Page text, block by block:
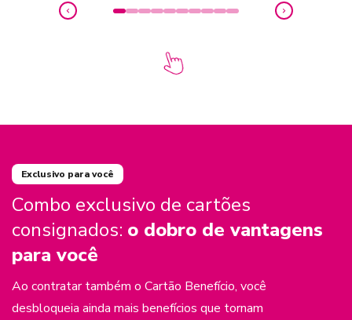
Exclusivo para você
Combo exclusivo de cartões
consignados: o dobro de vantagens
para você
Ao contratar também o Cartão Benefício, você
desbloqueia ainda mais benefícios que tornam